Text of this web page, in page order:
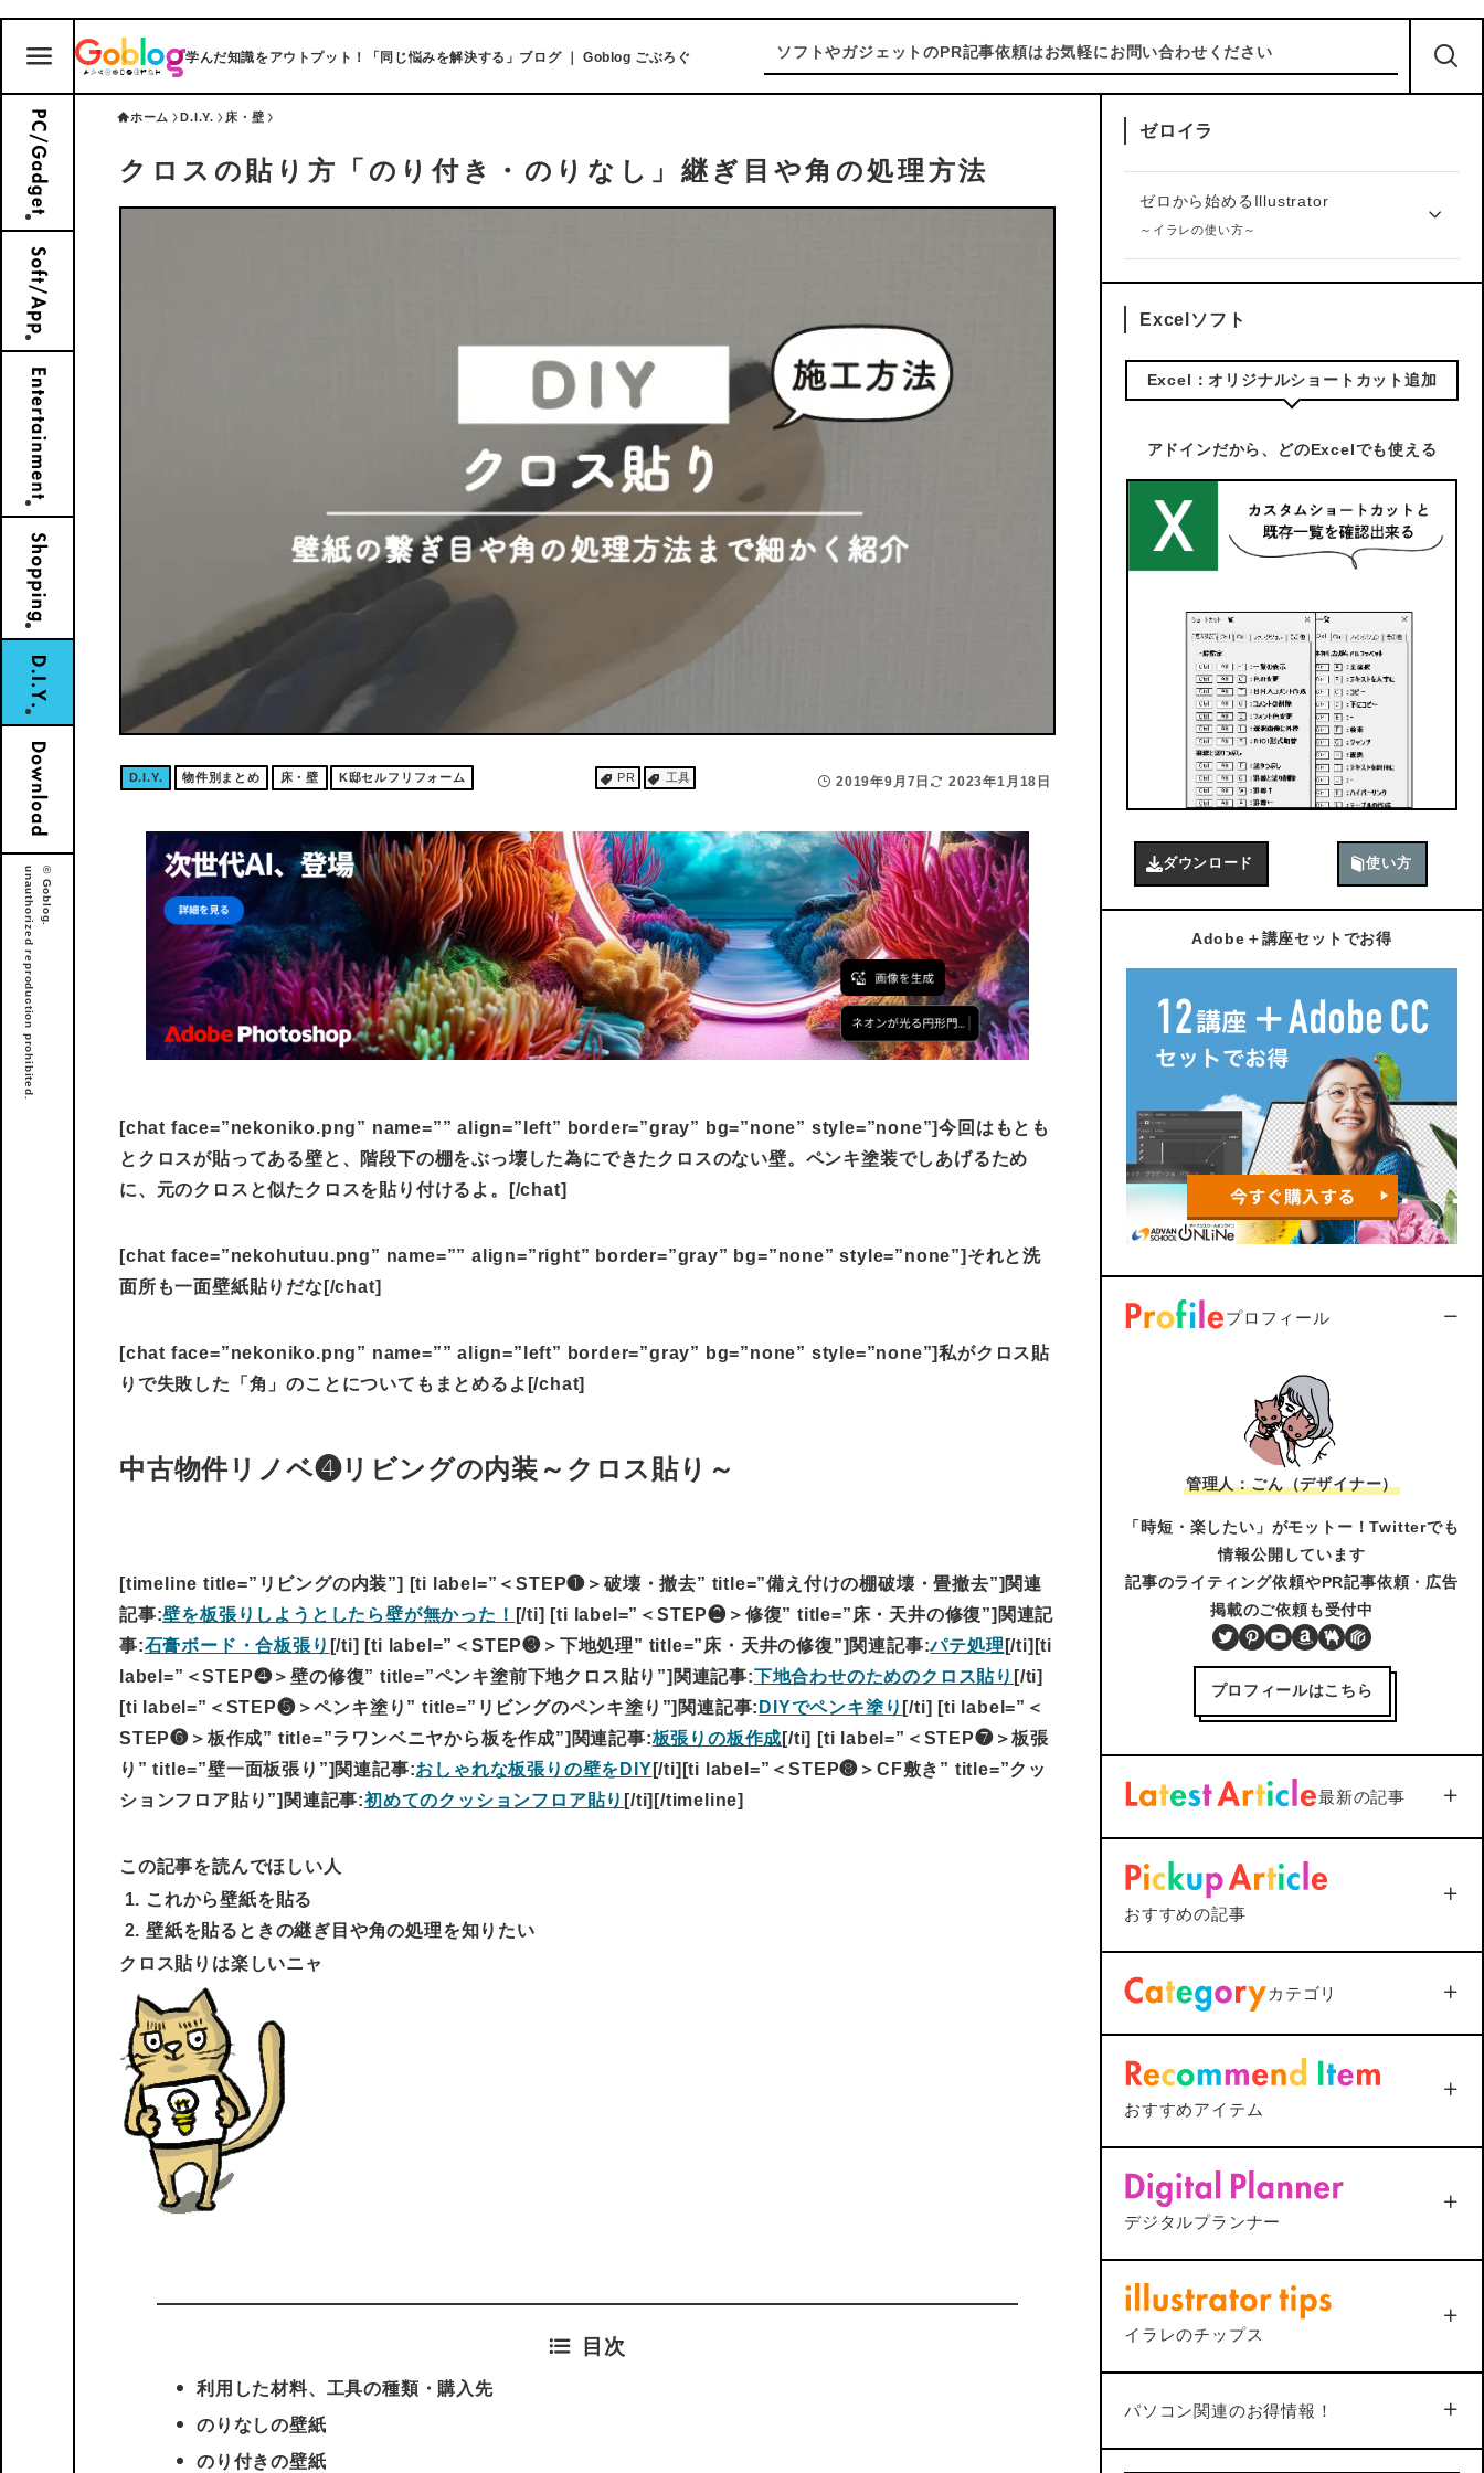
学んだ知識をアウトプット！「同じ悩みを解決する」ブログ ｜ Goblog ごぶろぐ ソフトやガジェットのPR記事依頼はお気軽にお問い合わせください
ホーム D.I.Y. 床・壁
クロスの貼り方「のり付き・のりなし」継ぎ目や角の処理方法
D.I.Y. 物件別まとめ 床・壁 K邸セルフリフォーム PR 工具 2019年9月7日 2023年1月18日
[chat face=”nekoniko.png” name=”” align=”left” border=”gray” bg=”none” style=”none”]今回はもとも
とクロスが貼ってある壁と、階段下の棚をぶっ壊した為にできたクロスのない壁。ペンキ塗装でしあげるため
に、元のクロスと似たクロスを貼り付けるよ。[/chat]
[chat face=”nekohutuu.png” name=”” align=”right” border=”gray” bg=”none” style=”none”]それと洗
面所も一面壁紙貼りだな[/chat]
[chat face=”nekoniko.png” name=”” align=”left” border=”gray” bg=”none” style=”none”]私がクロス貼
りで失敗した「角」のことについてもまとめるよ[/chat]
中古物件リノベ❹リビングの内装～クロス貼り～
[timeline title=”リビングの内装”] [ti label=”＜STEP❶＞破壊・撤去” title=”備え付けの棚破壊・畳撤去”]関連
記事:壁を板張りしようとしたら壁が無かった！ [/ti] [ti label=”＜STEP❷＞修復” title=”床・天井の修復”]関連記
事:石膏ボード・合板張り [/ti] [ti label=”＜STEP❸＞下地処理” title=”床・天井の修復”]関連記事:パテ処理 [/ti][ti
label=”＜STEP❹＞壁の修復” title=”ペンキ塗前下地クロス貼り”]関連記事:下地合わせのためのクロス貼り [/ti]
[ti label=”＜STEP❺＞ペンキ塗り” title=”リビングのペンキ塗り”]関連記事: DIYでペンキ塗り [/ti] [ti label=”＜
STEP❻＞板作成” title=”ラワンベニヤから板を作成”]関連記事:板張りの板作成 [/ti] [ti label=”＜STEP❼＞板張
り” title=”壁一面板張り”]関連記事:おしゃれな板張りの壁をDIY [/ti][ti label=”＜STEP❽＞CF敷き” title=”クッ
ションフロア貼り”]関連記事:初めてのクッションフロア貼り [/ti][/timeline]
この記事を読んでほしい人
これから壁紙を貼る
壁紙を貼るときの継ぎ目や角の処理を知りたい
クロス貼りは楽しいニャ
目次
利用した材料、工具の種類・購入先
のりなしの壁紙
のり付きの壁紙
ゼロイラ
ゼロから始めるIllustrator
～イラレの使い方～
Excelソフト
Excel：オリジナルショートカット追加
アドインだから、どのExcelでも使える
ダウンロード 使い方
Adobe＋講座セットでお得
プロフィール
管理人：ごん（デザイナー）
「時短・楽したい」がモットー！Twitterでも
情報公開しています
記事のライティング依頼やPR記事依頼・広告
掲載のご依頼も受付中
Twitter
Pinterest
YouTube
Amazon
BOOTH
PIXTA
プロフィールはこちら
最新の記事
【iOS18対応】iPhone通話
録音を標準機能で活用｜設
定から保存まで1つで解説
＜Outlook＞Thunderbird
ファイルが.datになってしま
2025年12月25日
<AutoCAD>マルチ引出線の
下線が最終行で二重になる
2025年12月25日
おすすめの記事
PC/Gadget
2022年7月7日
カテゴリ
おすすめアイテム
総合
デザイン
デジタルプランナー
動く手帳「ムブプラ」
イラレのチップス
No.34
パソコン関連のお得情報！